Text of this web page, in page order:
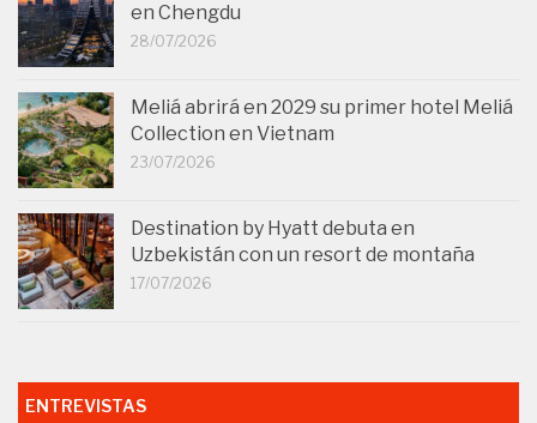
en Chengdu
28/07/2026
Meliá abrirá en 2029 su primer hotel Meliá
Collection en Vietnam
23/07/2026
Destination by Hyatt debuta en
Uzbekistán con un resort de montaña
17/07/2026
ENTREVISTAS